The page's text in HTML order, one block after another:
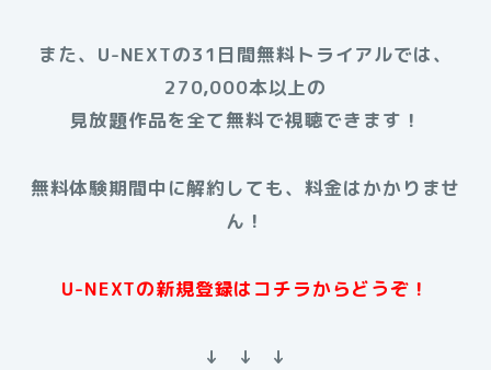
また、U-NEXTの31日間無料トライアルでは、
270,000本以上の
見放題作品を全て無料で視聴できます！
無料体験期間中に解約しても、料金はかかりませ
ん！
U-NEXTの新規登録はコチラからどうぞ！
↓ ↓ ↓